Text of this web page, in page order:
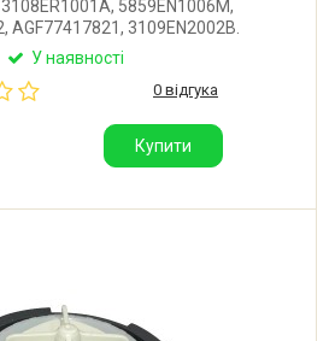
5859EN1006M,
AGF77417821, 3109EN2002B.
насос у зборі з корпусом та
Leili Changzhou (Китай).
У наявності
0 відгука
Купити